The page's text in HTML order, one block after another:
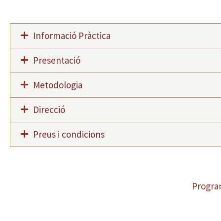
Informació Pràctica
Presentació
Metodologia
Direcció
Preus i condicions